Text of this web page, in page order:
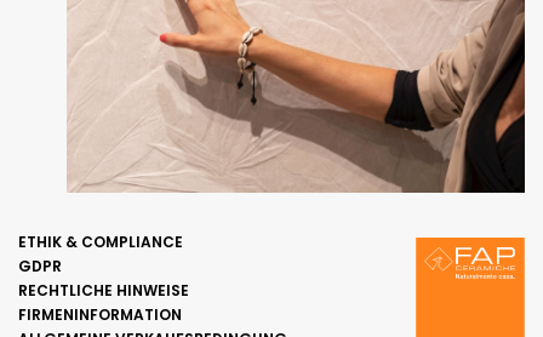
ETHIK & COMPLIANCE
GDPR
RECHTLICHE HINWEISE
FIRMENINFORMATION